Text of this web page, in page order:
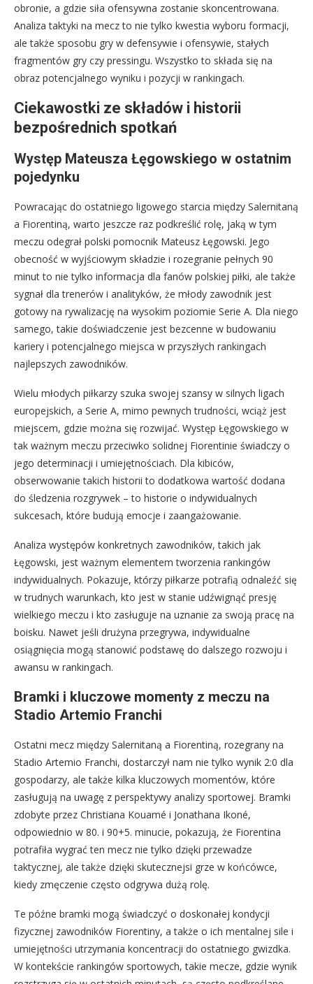
obronie, a gdzie siła ofensywna zostanie skoncentrowana.
Analiza taktyki na mecz to nie tylko kwestia wyboru formacji,
ale także sposobu gry w defensywie i ofensywie, stałych
fragmentów gry czy pressingu. Wszystko to składa się na
obraz potencjalnego wyniku i pozycji w rankingach.
Ciekawostki ze składów i historii
bezpośrednich spotkań
Występ Mateusza Łęgowskiego w ostatnim
pojedynku
Powracając do ostatniego ligowego starcia między Salernitaną
a Fiorentiną, warto jeszcze raz podkreślić rolę, jaką w tym
meczu odegrał polski pomocnik Mateusz Łęgowski. Jego
obecność w wyjściowym składzie i rozegranie pełnych 90
minut to nie tylko informacja dla fanów polskiej piłki, ale także
sygnał dla trenerów i analityków, że młody zawodnik jest
gotowy na rywalizację na wysokim poziomie Serie A. Dla niego
samego, takie doświadczenie jest bezcenne w budowaniu
kariery i potencjalnego miejsca w przyszłych rankingach
najlepszych zawodników.
Wielu młodych piłkarzy szuka swojej szansy w silnych ligach
europejskich, a Serie A, mimo pewnych trudności, wciąż jest
miejscem, gdzie można się rozwijać. Występ Łęgowskiego w
tak ważnym meczu przeciwko solidnej Fiorentinie świadczy o
jego determinacji i umiejętnościach. Dla kibiców,
obserwowanie takich historii to dodatkowa wartość dodana
do śledzenia rozgrywek – to historie o indywidualnych
sukcesach, które budują emocje i zaangażowanie.
Analiza występów konkretnych zawodników, takich jak
Łęgowski, jest ważnym elementem tworzenia rankingów
indywidualnych. Pokazuje, którzy piłkarze potrafią odnaleźć się
w trudnych warunkach, kto jest w stanie udźwignąć presję
wielkiego meczu i kto zasługuje na uznanie za swoją pracę na
boisku. Nawet jeśli drużyna przegrywa, indywidualne
osiągnięcia mogą stanowić podstawę do dalszego rozwoju i
awansu w rankingach.
Bramki i kluczowe momenty z meczu na
Stadio Artemio Franchi
Ostatni mecz między Salernitaną a Fiorentiną, rozegrany na
Stadio Artemio Franchi, dostarczył nam nie tylko wynik 2:0 dla
gospodarzy, ale także kilka kluczowych momentów, które
zasługują na uwagę z perspektywy analizy sportowej. Bramki
zdobyte przez Christiana Kouamé i Jonathana Ikoné,
odpowiednio w 80. i 90+5. minucie, pokazują, że Fiorentina
potrafiła wygrać ten mecz nie tylko dzięki przewadze
taktycznej, ale także dzięki skutecznejsi grze w końcówce,
kiedy zmęczenie często odgrywa dużą rolę.
Te późne bramki mogą świadczyć o doskonałej kondycji
fizycznej zawodników Fiorentiny, a także o ich mentalnej sile i
umiejętności utrzymania koncentracji do ostatniego gwizdka.
W kontekście rankingów sportowych, takie mecze, gdzie wynik